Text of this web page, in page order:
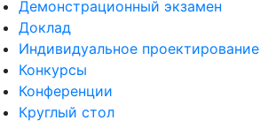
Демонстрационный экзамен
Доклад
Индивидуальное проектирование
Конкурсы
Конференции
Круглый стол